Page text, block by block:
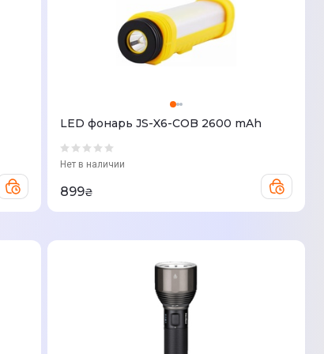
LED фонарь JS-X6-COB 2600 mAh
Нет в наличии
899₴